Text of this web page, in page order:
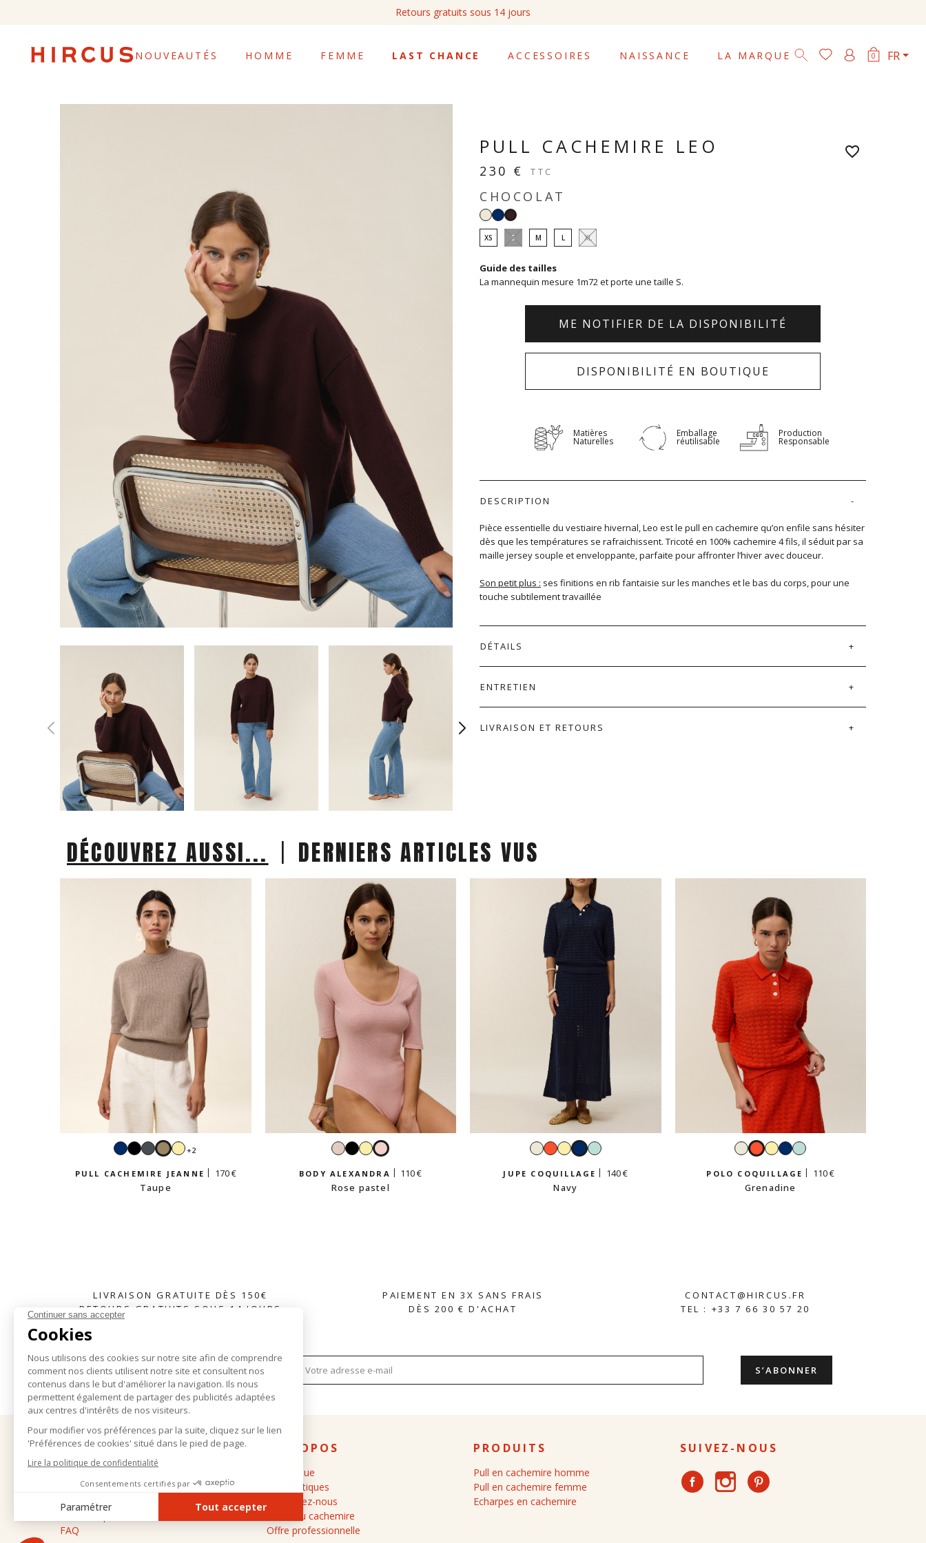
Retours gratuits sous 14 jours
NOUVEAUTÉS HOMME FEMME LAST CHANCE ACCESSOIRES NAISSANCE LA MARQUE 0 FR
PULL CACHEMIRE LEO
230 € TTC
CHOCOLAT
Blanc
NavyChocolat
XS S M L XL
Guide des tailles
La mannequin mesure 1m72 et porte une taille S.
ME NOTIFIER DE LA DISPONIBILITÉ
DISPONIBILITÉ EN BOUTIQUE
favorite_border
Matières
Naturelles
Emballage
réutilisable
Production
Responsable
DESCRIPTION
Pièce essentielle du vestiaire hivernal, Leo est le pull en cachemire qu’on enfile sans hésiter
dès que les températures se rafraichissent. Tricoté en 100% cachemire 4 fils, il séduit par sa
maille jersey souple et enveloppante, parfaite pour affronter l’hiver avec douceur.
Son petit plus : ses finitions en rib fantaisie sur les manches et le bas du corps, pour une
touche subtilement travaillée
DÉTAILS
ENTRETIEN
LIVRAISON ET RETOURS
DÉCOUVREZ AUSSI... | DERNIERS ARTICLES VUS
NavyNoirGrisTaupeJaune
+2
PULL CACHEMIRE JEANNE
170 €
Taupe
Beige
NoirJauneRose
BODY ALEXANDRA
110 €
Rose pastel
BlancGrenadine
JauneNavyVert
JUPE COQUILLAGE
140 €
Navy
BlancGrenadine
Jaune
Navy
POLO COQUILLAGE
110 €
Grenadine
LIVRAISON GRATUITE DÈS 150€
RETOURS GRATUITS SOUS 14 JOURS
PAIEMENT EN 3X SANS FRAIS
DÈS 200 € D'ACHAT
CONTACT@HIRCUS.FR
TEL : +33 7 66 30 57 20
S'INSCRIRE À LA NEWSLETTER
AIDE
Livraison et retours
Conditions générales de vente
Mentions légales
FAQ
À PROPOS
La marque
Les boutiques
Contactez-nous
Guide du cachemire
Offre professionnelle
PRODUITS
Pull en cachemire homme
Pull en cachemire femme
Echarpes en cachemire
SUIVEZ-NOUS
Facebook Instagram